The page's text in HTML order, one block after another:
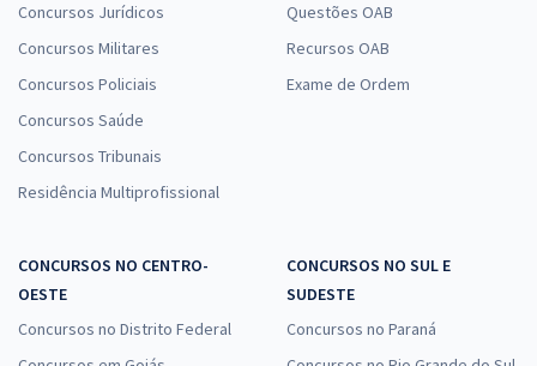
Concursos Jurídicos
Concursos Militares
Concursos Policiais
Concursos Saúde
Concursos Tribunais
Residência Multiprofissional
Questões OAB
Recursos OAB
Exame de Ordem
CONCURSOS NO CENTRO-
OESTE
Concursos no Distrito Federal
CONCURSOS NO SUL E
SUDESTE
Concursos no Paraná